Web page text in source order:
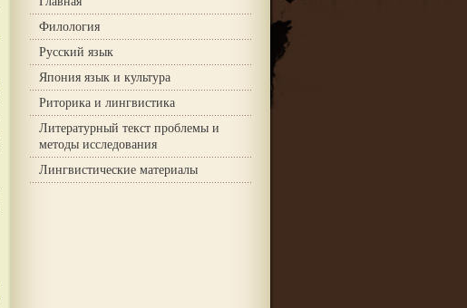
Филология
Русский язык
Япония язык и культура
Риторика и лингвистика
Литературный текст проблемы и
методы исследования
Лингвистические материалы